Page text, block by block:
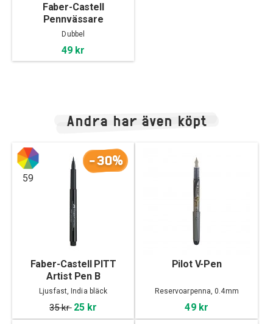
Faber-Castell
Pennvässare
Dubbel
49 kr
Andra har även köpt
-30%
59
Faber-Castell PITT
Artist Pen B
Ljusfast, India bläck
35 kr 25 kr
Pilot V-Pen
Reservoarpenna, 0.4mm
49 kr